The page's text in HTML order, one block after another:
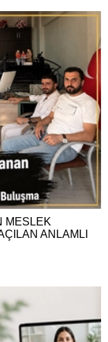
MESLEK
ANLAMLI